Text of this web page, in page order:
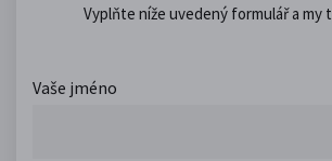
Vyplňte níže uvedený formulář a my
Vaše jméno